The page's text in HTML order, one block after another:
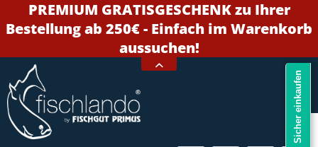
PREMIUM GRATISGESCHENK zu Ihrer
Bestellung ab 250€ - Einfach im Warenkorb
aussuchen!
Sicher einkaufen